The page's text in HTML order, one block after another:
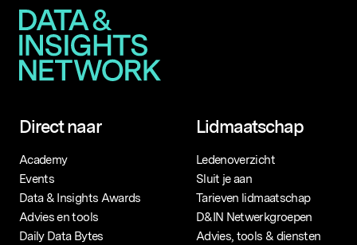
Direct naar
Academy
Events
Data & Insights Awards
Advies en tools
Daily Data Bytes
Lidmaatschap
Ledenoverzicht
Sluit je aan
Tarieven lidmaatschap
D&IN Netwerkgroepen
Advies, tools & diensten